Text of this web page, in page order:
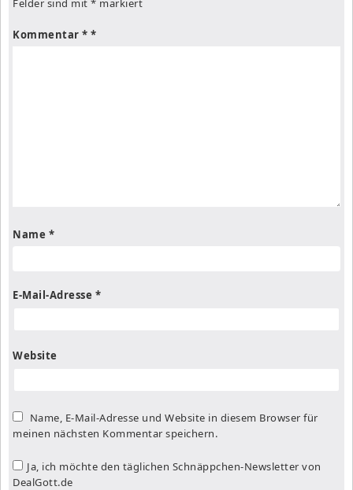
Felder sind mit * markiert
Kommentar *
Name *
E-Mail-Adresse *
Website
Name, E-Mail-Adresse und Website in diesem Browser für
meinen nächsten Kommentar speichern.
Ja, ich möchte den täglichen Schnäppchen-Newsletter von
DealGott.de